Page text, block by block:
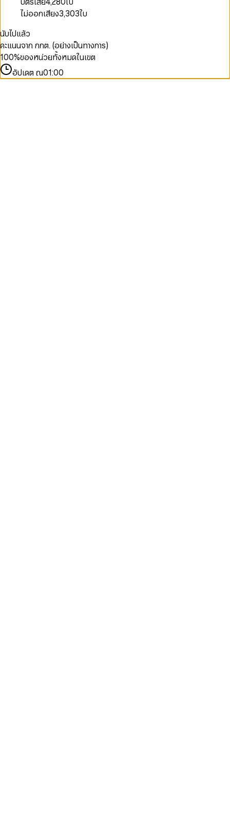
ไม่ออกเสียง3,303ใบ
นับไปแล้ว
คะแนนจาก กกต. (อย่างเป็นทางการ)
100%ของหน่วยทั้งหมดในเขต
อัปเดต ณ01:00